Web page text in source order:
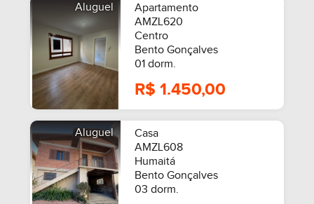
Aluguel
Apartamento
AMZL620
Centro
Bento Gonçalves
01 dorm.
R$ 1.450,00
Aluguel
Casa
AMZL608
Humaitá
Bento Gonçalves
03 dorm.